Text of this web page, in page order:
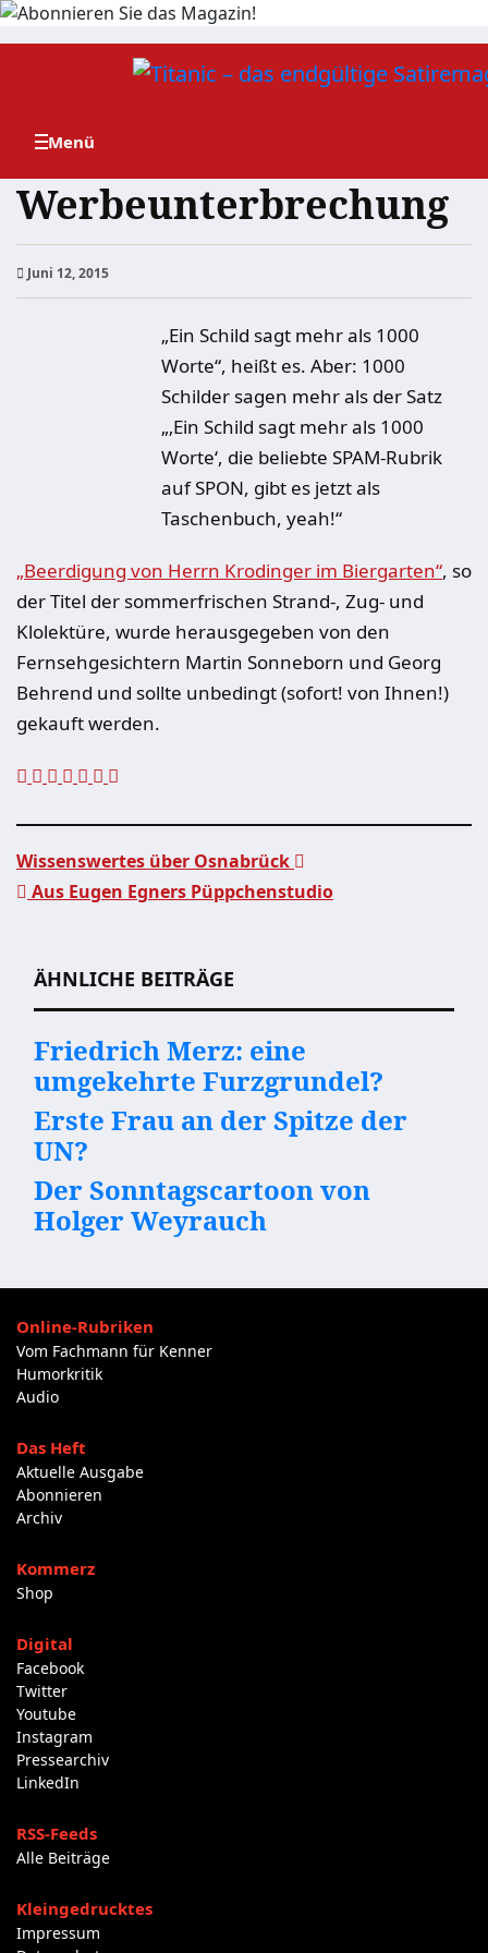
Zum
Werbeunterbrechung
Juni 12, 2015
„Ein Schild sagt mehr als 1000
Worte“, heißt es. Aber: 1000
Schilder sagen mehr als der Satz
„‚Ein Schild sagt mehr als 1000
Worte‘, die beliebte SPAM-Rubrik
auf SPON, gibt es jetzt als
Taschenbuch, yeah!“
„Beerdigung von Herrn Krodinger im Biergarten“, so
der Titel der sommerfrischen Strand-, Zug- und
Klolektüre, wurde herausgegeben von den
Fernsehgesichtern Martin Sonneborn und Georg
Behrend und sollte unbedingt (sofort! von Ihnen!)
gekauft werden.
Wissenswertes über Osnabrück
Aus Eugen Egners Püppchenstudio
ÄHNLICHE BEITRÄGE
Friedrich Merz: eine
umgekehrte Furzgrundel?
Erste Frau an der Spitze der
UN?
Der Sonntagscartoon von
Holger Weyrauch
Online-Rubriken
Vom Fachmann für Kenner
Humorkritik
Audio
Das Heft
Aktuelle Ausgabe
Abonnieren
Archiv
Kommerz
Shop
Digital
Facebook
Twitter
Youtube
Instagram
Pressearchiv
LinkedIn
RSS-Feeds
Alle Beiträge
Kleingedrucktes
Impressum